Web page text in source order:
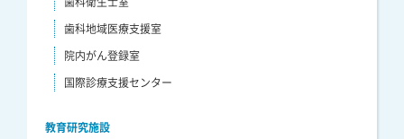
歯科地域医療支援室
院内がん登録室
国際診療支援センター
教育研究施設